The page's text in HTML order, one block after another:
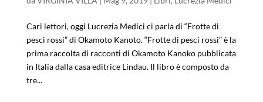
Cari lettori, oggi Lucrezia Medici ci parla di “Frotte di
pesci rossi” di Okamoto Kanoto. “Frotte di pesci rossi” è la
prima raccolta di racconti di Okamoto Kanoko pubblicata
in Italia dalla casa editrice Lindau. Il libro è composto da
tre...